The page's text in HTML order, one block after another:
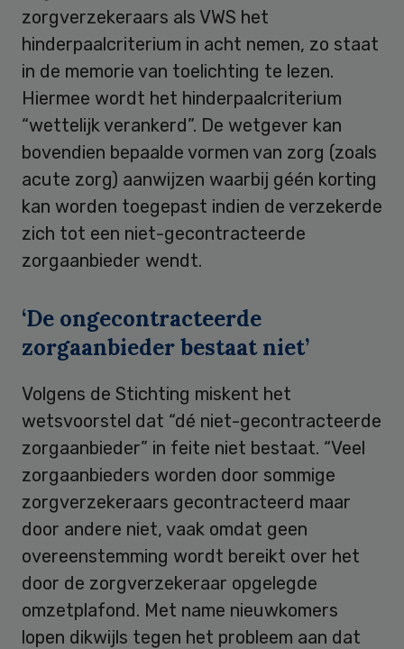
zorgverzekeraars als VWS het
hinderpaalcriterium in acht nemen, zo staat
in de memorie van toelichting te lezen.
Hiermee wordt het hinderpaalcriterium
“wettelijk verankerd”. De wetgever kan
bovendien bepaalde vormen van zorg (zoals
acute zorg) aanwijzen waarbij géén korting
kan worden toegepast indien de verzekerde
zich tot een niet-gecontracteerde
zorgaanbieder wendt.
‘De ongecontracteerde
zorgaanbieder bestaat niet’
Volgens de Stichting miskent het
wetsvoorstel dat “dé niet-gecontracteerde
zorgaanbieder” in feite niet bestaat. “Veel
zorgaanbieders worden door sommige
zorgverzekeraars gecontracteerd maar
door andere niet, vaak omdat geen
overeenstemming wordt bereikt over het
door de zorgverzekeraar opgelegde
omzetplafond. Met name nieuwkomers
lopen dikwijls tegen het probleem aan dat